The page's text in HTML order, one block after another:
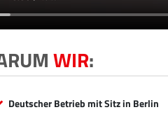
WIR:
Deutscher Betrieb mit Sitz in Berlin